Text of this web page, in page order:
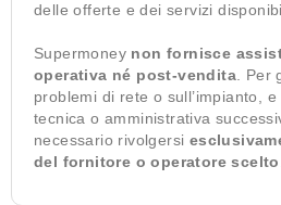
delle offerte e dei servizi
Supermoney non fornisce
operativa né post-vendita . Per
problemi di rete o sull’impianto,
tecnica o amministrativa
necessario rivolgersi
del fornitore o operatore scelto